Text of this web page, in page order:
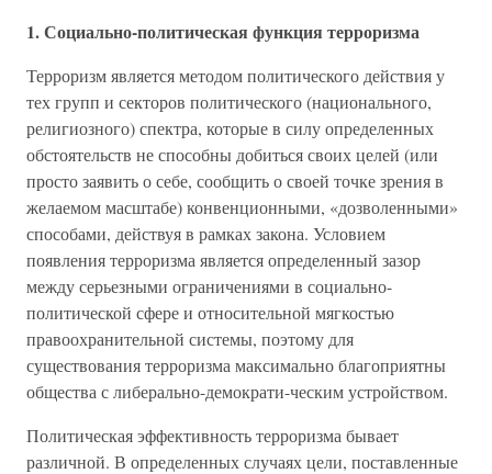
1. Социально-политическая функция терроризма
Терроризм является методом политического действия у
тех групп и секторов политического (национального,
религиозного) спектра, которые в силу определенных
обстоятельств не способны добиться своих целей (или
просто заявить о себе, сообщить о своей точке зрения в
желаемом масштабе) конвенционными, «дозволенными»
способами, действуя в рамках закона. Условием
появления терроризма является определенный зазор
между серьезными ограничениями в социально-
политической сфере и относительной мягкостью
правоохранительной системы, поэтому для
существования терроризма максимально благоприятны
общества с либерально-демократи-ческим устройством.
Политическая эффективность терроризма бывает
различной. В определенных случаях цели, поставленные